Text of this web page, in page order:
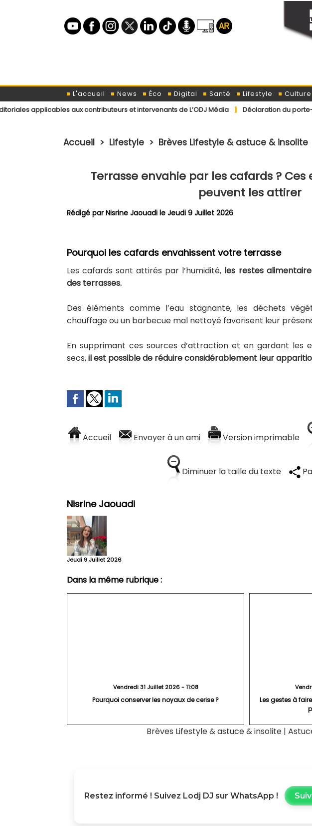
L'accueil News Éco Digital Santé Lifestyle Culture
aux contributeurs et intervenants de L’ODJ Média
Déclaration du porte-parole
Accueil > Lifestyle > Brèves Lifestyle & astuce & insolite
Terrasse envahie par les cafards ?
peuvent les attirer
Rédigé parNisrine Jaouadi le Jeudi 9 Juillet 2026
Pourquoi les cafards envahissent votre terrasse
Les cafards sont attirés par l’humidité, les restes
des terrasses.
Des éléments comme l’eau stagnante, les déchets
chauffage ou un barbecue mal nettoyé favorisent leur
En supprimant ces sources d’attraction et en gardant les
secs,il est possible de réduire considérablement leur
Accueil Envoyer à un ami Version imprimable
Diminuer la taille du texte
Nisrine Jaouadi
Jeudi 9 Juillet 2026
Dans la même rubrique :
Vendredi 31 Juillet 2026 - 11:08
Pourquoi conserver les noyaux de cerise ?
Les gestes à
Brèves Lifestyle & astuce & insolite |
Restez informé ! Suivez Lodj DJ sur WhatsApp !